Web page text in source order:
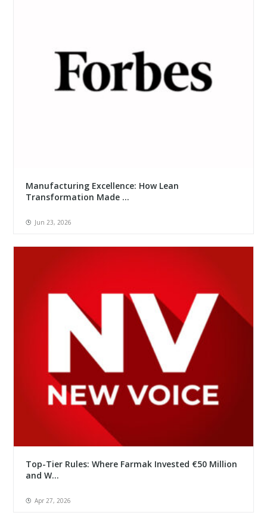
Manufacturing Excellence: How Lean
Transformation Made ...
Jun 23, 2026
Top-Tier Rules: Where Farmak Invested €50 Million
and W...
Apr 27, 2026